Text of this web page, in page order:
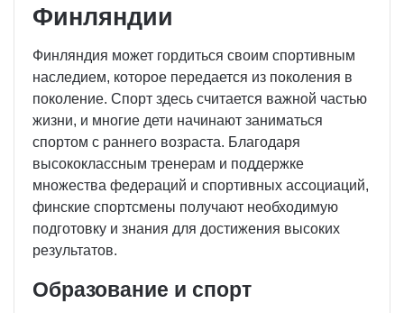
Финляндии
Финляндия может гордиться своим спортивным
наследием, которое передается из поколения в
поколение. Спорт здесь считается важной частью
жизни, и многие дети начинают заниматься
спортом с раннего возраста. Благодаря
высококлассным тренерам и поддержке
множества федераций и спортивных ассоциаций,
финские спортсмены получают необходимую
подготовку и знания для достижения высоких
результатов.
Образование и спорт